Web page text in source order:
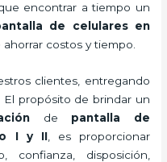
encontrar a tiempo un
de celularesen
costos y tiempo.
clientes, entregando
El propósito de brindar un
de
pantalla de
I y II, es proporcionar
confianza, disposición,